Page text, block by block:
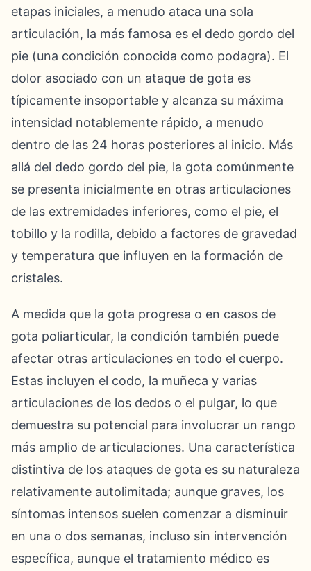
etapas iniciales, a menudo ataca una sola
articulación, la más famosa es el dedo gordo del
pie (una condición conocida como podagra). El
dolor asociado con un ataque de gota es
típicamente insoportable y alcanza su máxima
intensidad notablemente rápido, a menudo
dentro de las 24 horas posteriores al inicio. Más
allá del dedo gordo del pie, la gota comúnmente
se presenta inicialmente en otras articulaciones
de las extremidades inferiores, como el pie, el
tobillo y la rodilla, debido a factores de gravedad
y temperatura que influyen en la formación de
cristales.
A medida que la gota progresa o en casos de
gota poliarticular, la condición también puede
afectar otras articulaciones en todo el cuerpo.
Estas incluyen el codo, la muñeca y varias
articulaciones de los dedos o el pulgar, lo que
demuestra su potencial para involucrar un rango
más amplio de articulaciones. Una característica
distintiva de los ataques de gota es su naturaleza
relativamente autolimitada; aunque graves, los
síntomas intensos suelen comenzar a disminuir
en una o dos semanas, incluso sin intervención
específica, aunque el tratamiento médico es